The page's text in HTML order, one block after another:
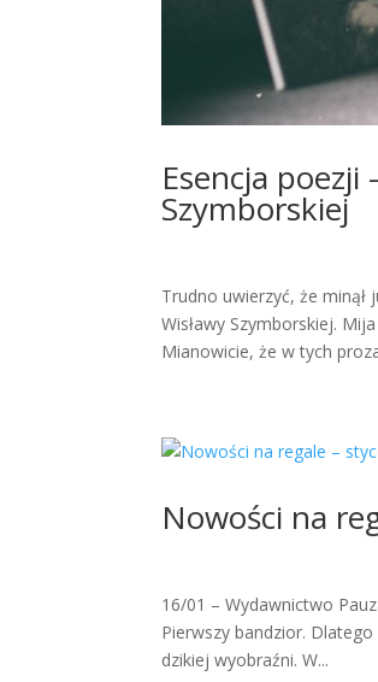
Esencja
Szymborskiej
Trudno uwierzyć, że
Wisławy Szymborskiej.
Mianowicie, że w tych
Nowości na
16/01 – Wydawnictwo
Pierwszy bandzior.
dzikiej wyobraźni. W...